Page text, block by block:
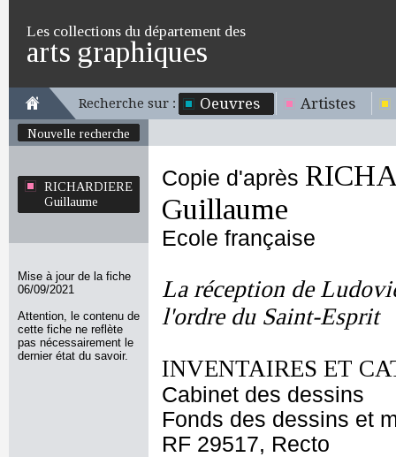
Les collections du département des
arts graphiques
Recherche sur : Oeuvres Artistes
Nouvelle recherche
RICHARDIERE
Guillaume
Mise à jour de la fiche
06/09/2021
Attention, le contenu de
cette fiche ne reflète
pas nécessairement le
dernier état du savoir.
Copie d'après
Guillaume
Ecole française
La réception de
l'ordre du Saint-Esprit
INVENTAIRES ET
Cabinet des dessins
Fonds des dessins et
RF 29517, Recto